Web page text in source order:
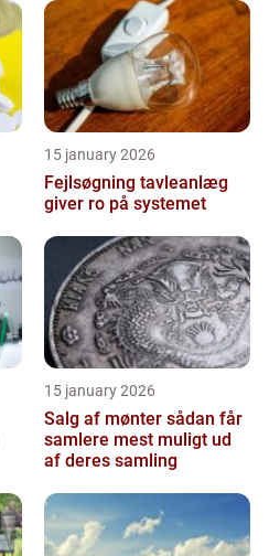
15 january 2026
Fejlsøgning tavleanlæg
giver ro på systemet
15 january 2026
Salg af mønter sådan får
samlere mest muligt ud
af deres samling